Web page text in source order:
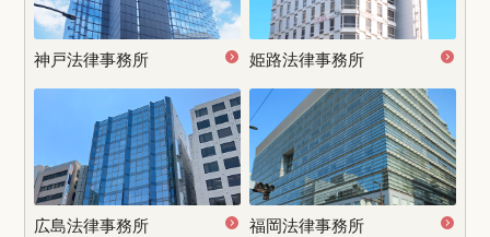
神戸法律事務所 姫路法律事務所
広島法律事務所 福岡法律事務所